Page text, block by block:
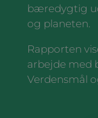
bæredygtig
og planeten.
Rapporten
arbejde med
Verdensmål